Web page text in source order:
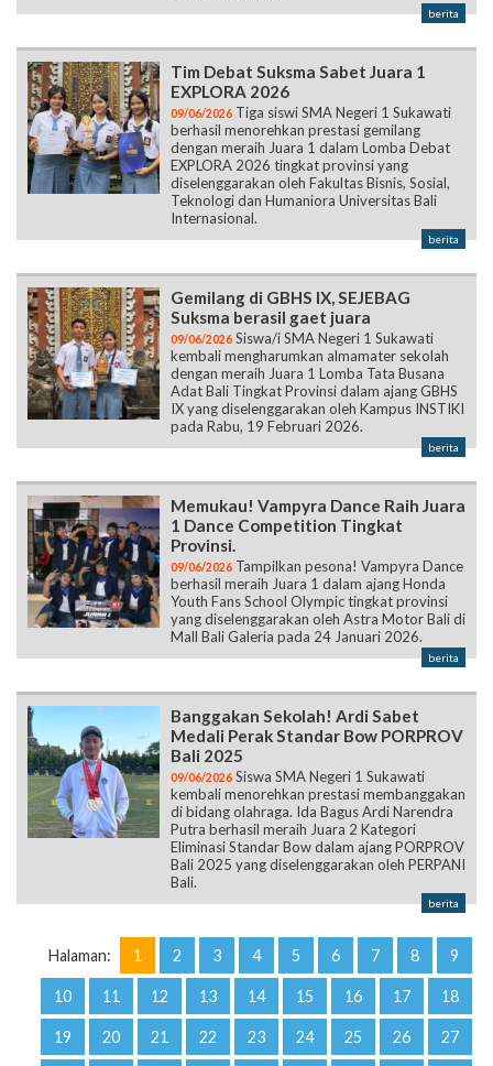
berita
Tim Debat Suksma Sabet Juara 1
EXPLORA 2026
09/06/2026 Tiga siswi SMA Negeri 1 Sukawati
berhasil menorehkan prestasi gemilang
dengan meraih Juara 1 dalam Lomba Debat
EXPLORA 2026 tingkat provinsi yang
diselenggarakan oleh Fakultas Bisnis, Sosial,
Teknologi dan Humaniora Universitas Bali
Internasional.
berita
Gemilang di GBHS IX, SEJEBAG
Suksma berasil gaet juara
09/06/2026 Siswa/i SMA Negeri 1 Sukawati
kembali mengharumkan almamater sekolah
dengan meraih Juara 1 Lomba Tata Busana
Adat Bali Tingkat Provinsi dalam ajang GBHS
IX yang diselenggarakan oleh Kampus INSTIKI
pada Rabu, 19 Februari 2026.
berita
Memukau! Vampyra Dance Raih Juara
1 Dance Competition Tingkat
Provinsi.
09/06/2026 Tampilkan pesona! Vampyra Dance
berhasil meraih Juara 1 dalam ajang Honda
Youth Fans School Olympic tingkat provinsi
yang diselenggarakan oleh Astra Motor Bali di
Mall Bali Galeria pada 24 Januari 2026.
berita
Banggakan Sekolah! Ardi Sabet
Medali Perak Standar Bow PORPROV
Bali 2025
09/06/2026 Siswa SMA Negeri 1 Sukawati
kembali menorehkan prestasi membanggakan
di bidang olahraga. Ida Bagus Ardi Narendra
Putra berhasil meraih Juara 2 Kategori
Eliminasi Standar Bow dalam ajang PORPROV
Bali 2025 yang diselenggarakan oleh PERPANI
Bali.
berita
Halaman: 1 2 3 4 5 6 7 8 9
10 11 12 13 14 15 16 17 18
19 20 21 22 23 24 25 26 27